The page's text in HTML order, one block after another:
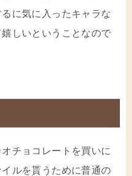
に気に入ったキャラな
しいということなので
チョコレートを買いに
ルを貰うために普通の